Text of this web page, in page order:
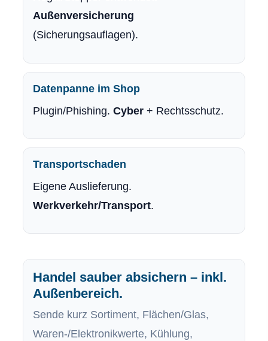
Außenversicherung
(Sicherungsauflagen).
Datenpanne im Shop
Plugin/Phishing. Cyber+ Rechtsschutz.
Transportschaden
Eigene Auslieferung.
Werkverkehr/Transport.
Handel sauber absichern – inkl.
Außenbereich.
Sende kurz Sortiment, Flächen/Glas,
Waren-/Elektronikwerte, Kühlung,